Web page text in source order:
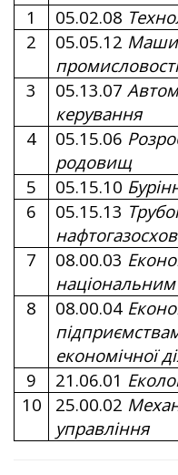
1
05.02.08
2
05.05.12
3
05.13.07
керування
4
05.15.06
родовищ
5
05.15.10
6
05.15.13
7
08.00.03
8
08.00.04
економічної
9
21.06.01
10
25.00.02
управління